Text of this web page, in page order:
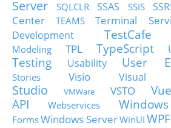
Server
SQLCLR SSAS SSIS
Center
TEAMS Terminal
Development
TestCafe
Modeling
TPL TypeScript
Testing
Usability User
Stories
Visio Visual
Studio
VMWare VSTO
API
Webservices
FormsWindows ServerWinUI WPF